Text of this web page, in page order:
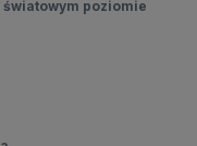
poziomie